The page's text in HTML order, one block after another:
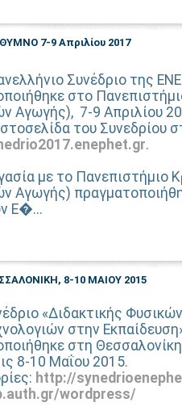
7-9 Απριλίου 2017
Συνέδριο της
στο
Αγωγής), 7-9 Απριλίου
του Συνεδρίου
.
με το Πανεπιστήμιο
Αγωγής)
Ε�...
8-10 ΜΑΙΟΥ 2015
«Διδακτικής
στην
στη
8-10 Μαΐου 2015.
http://
wordpress/